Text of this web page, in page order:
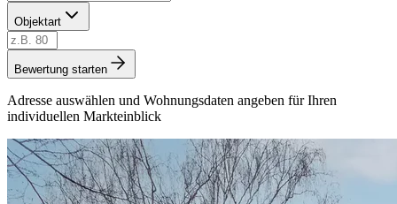
Objektart
Bewertung starten
Adresse auswählen und Wohnungsdaten angeben für Ihren
individuellen Markteinblick